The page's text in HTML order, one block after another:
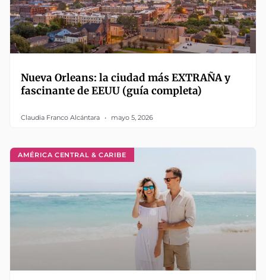
Nueva Orleans: la ciudad más EXTRAÑA y
fascinante de EEUU (guía completa)
Claudia Franco Alcántara mayo 5, 2026
AMÉRICA CENTRAL & CARIBE